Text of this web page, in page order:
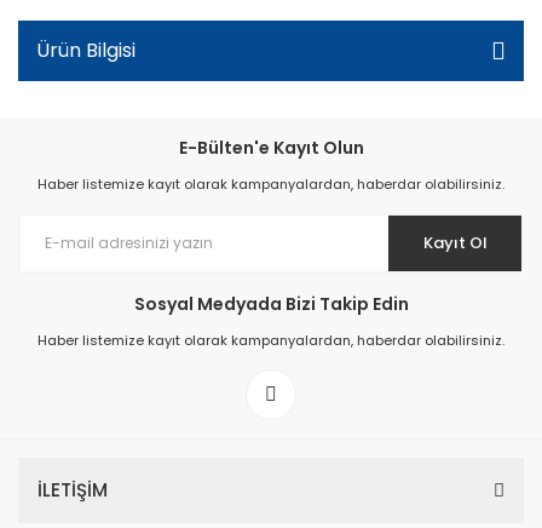
Ürün Bilgisi
E-Bülten'e Kayıt Olun
Haber listemize kayıt olarak kampanyalardan, haberdar olabilirsiniz.
Kayıt Ol
Sosyal Medyada Bizi Takip Edin
Haber listemize kayıt olarak kampanyalardan, haberdar olabilirsiniz.
İLETİŞİM